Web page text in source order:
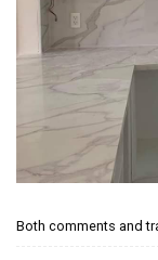
Both comments and